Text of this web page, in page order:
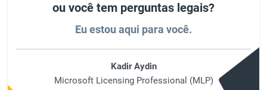
ou você tem perguntas legais?
Eu estou aqui para você.
Kadir Aydin
Microsoft Licensing Professional (MLP)